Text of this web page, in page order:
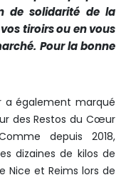
de solidarité de la
tiroirs ou en vous
Pour la bonne
a également marqué
des Restos du Cœur
depuis 2018,
dizaines de kilos de
Nice et Reims lors de